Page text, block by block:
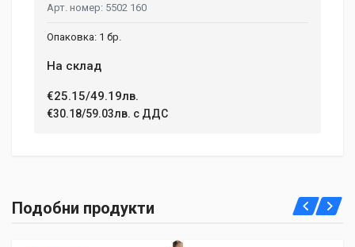
5502 160
1 бр.
На склад
€25.15/49.19лв.
€30.18/59.03лв. с ДДС
Подобни продукти